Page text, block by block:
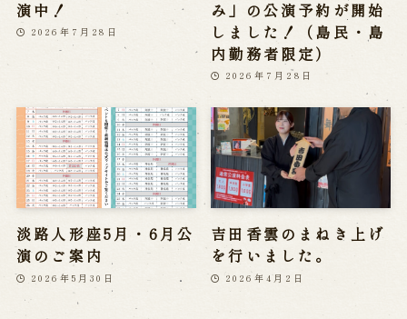
演中！
2026年7月28日
み」の公演予約が開始
しました！（島民・島
内勤務者限定）
2026年7月28日
淡路人形座5月・6月公
演のご案内
2026年5月30日
吉田香雲のまねき上げ
を行いました。
2026年4月2日